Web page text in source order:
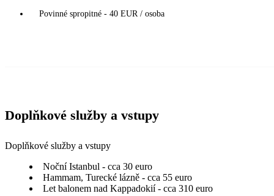
Povinné spropitné - 40 EUR / osoba
Doplňkové služby a vstupy
Doplňkové služby a vstupy
Noční Istanbul - cca 30 euro
Hammam, Turecké lázně - cca 55 euro
Let balonem nad Kappadokií - cca 310 euro